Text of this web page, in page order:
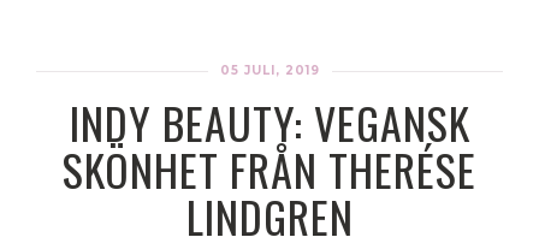
05 JULI, 2019
INDY BEAUTY: VEGANSK
SKÖNHET FRÅN THERÉSE
LINDGREN